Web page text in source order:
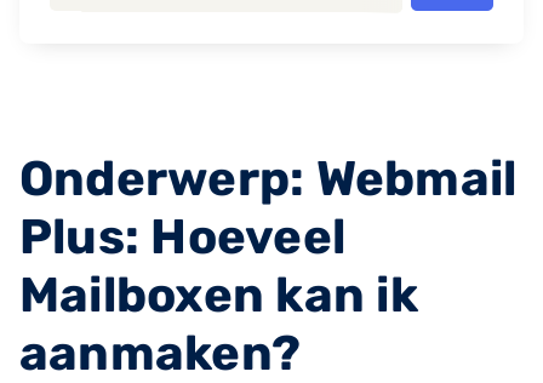
Onderwerp: Webmail
Plus: Hoeveel
Mailboxen kan ik
aanmaken?